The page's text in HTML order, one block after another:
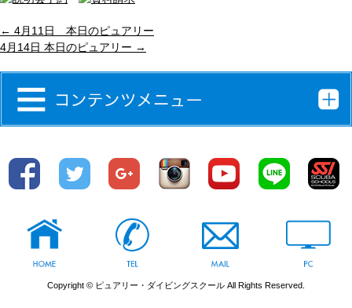
← 4月11日 本日のピュアリー
4月14日 本日のピュアリー →
Copyright © ピュアリー・ダイビングスクール All Rights Reserved.